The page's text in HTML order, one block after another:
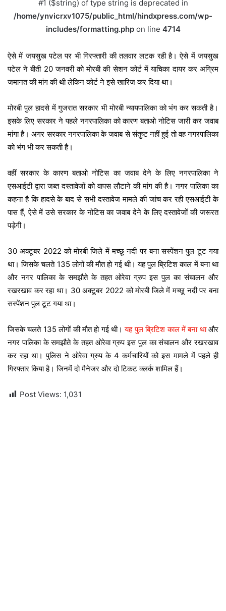
#1 ($string) of type string is deprecated in
/home/ynvicrxv1075/public_html/hindxpress.com/wp-
includes/formatting.phpon line 4714
ऐसे में जयसुख पटेल पर भी गिरफ्तारी की तलवार लटक रही है। ऐसे में जयसुख
पटेल ने बीती 20 जनवरी को मोरबी की सेशन कोर्ट में याचिका दायर कर अग्रिम
जमानत की मांग की थी लेकिन कोर्ट ने इसे खारिज कर दिया था।
मोरबी पुल हादसे में गुजरात सरकार भी मोरबी न्यायपालिका को भंग कर सकती है।
इसके लिए सरकार ने पहले नगरपालिका को कारण बताओ नोटिस जारी कर जवाब
मांगा है। अगर सरकार नगरपालिका के जवाब से संतुष्ट नहीं हुई तो वह नगरपालिका
को भंग भी कर सकती है।
वहीं सरकार के कारण बताओ नोटिस का जवाब देने के लिए नगरपालिका ने
एसआईटी द्वारा जब्त दस्तावेजों को वापस लौटाने की मांग की है। नगर पालिका का
कहना है कि हादसे के बाद से सभी दस्तावेज मामले की जांच कर रही एसआईटी के
पास हैं, ऐसे में उसे सरकार के नोटिस का जवाब देने के लिए दस्तावेजों की जरूरत
पड़ेगी।
30 अक्टूबर 2022 को मोरबी जिले में मच्छू नदी पर बना सस्पेंशन पुल टूट गया
था। जिसके चलते 135 लोगों की मौत हो गई थी। यह पुल ब्रिटिश काल में बना था
और नगर पालिका के समझौते के तहत ओरेवा ग्रुप इस पुल का संचालन और
रखरखाव कर रहा था। 30 अक्टूबर 2022 को मोरबी जिले में मच्छू नदी पर बना
सस्पेंशन पुल टूट गया था।
जिसके चलते 135 लोगों की मौत हो गई थी।यह पुल ब्रिटिश काल में बना थाऔर
नगर पालिका के समझौते के तहत ओरेवा ग्रुप इस पुल का संचालन और रखरखाव
कर रहा था। पुलिस ने ओरेवा ग्रुप के 4 कर्मचारियों को इस मामले में पहले ही
गिरफ्तार किया है। जिनमें दो मैनेजर और दो टिकट क्लर्क शामिल हैं।
Post Views: 1,031